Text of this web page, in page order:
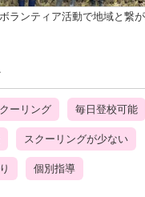
ボランティア活動で地域と繋
ーリング 毎日登校可能
スクーリングが少ない
個別指導